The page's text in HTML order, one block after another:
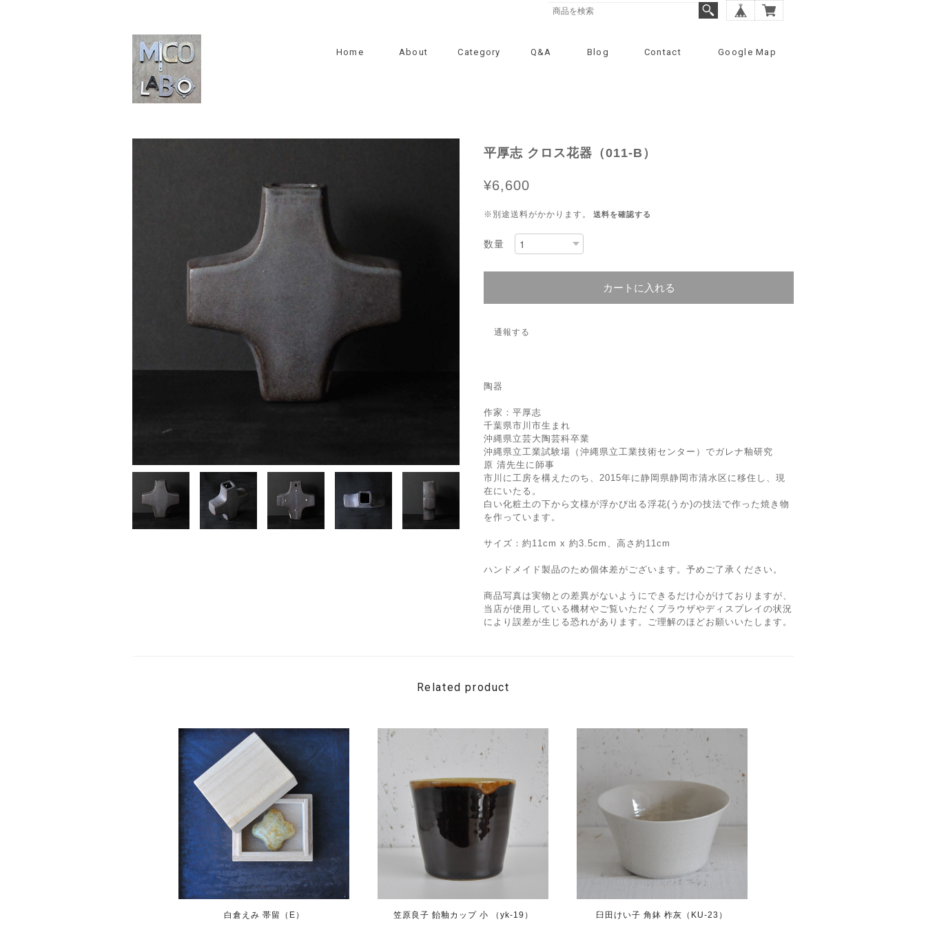
Home About Category Q&A Blog Contact Google Map
平厚志 クロス花器（011-B）
¥6,600
※別途送料がかかります。 送料を確認する
数量
カートに入れる
通報する
陶器
作家：平厚志
千葉県市川市生まれ
沖縄県立芸大陶芸科卒業
沖縄県立工業試験場（沖縄県立工業技術センター）でガレナ釉研究
原 清先生に師事
市川に工房を構えたのち、2015年に静岡県静岡市清水区に移住し、現
在にいたる。
白い化粧土の下から文様が浮かび出る浮花(うか)の技法で作った焼き物
を作っています。
サイズ：約11cm x 約3.5cm、高さ約11cm
ハンドメイド製品のため個体差がございます。予めご了承ください。
商品写真は実物との差異がないようにできるだけ心がけておりますが、
当店が使用している機材やご覧いただくブラウザやディスプレイの状況
により誤差が生じる恐れがあります。ご理解のほどお願いいたします。
Related product
白倉えみ 帯留（E） 笠原良子 飴釉カップ 小 （yk-19） 臼田けい子 角鉢 柞灰（KU-23）